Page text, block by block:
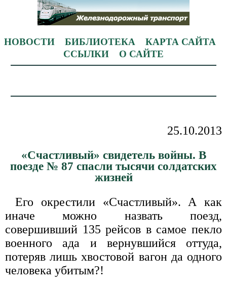
НОВОСТИ БИБЛИОТЕКА
КАРТА САЙТА
ССЫЛКИ
О САЙТЕ
25.10.2013
«Счастливый» свидетель войны. В
поезде № 87 спасли тысячи солдатских
жизней
Его окрестили «Счастливый». А как
иначе можно назвать поезд,
совершивший 135 рейсов в самое пекло
военного ада и вернувшийся оттуда,
потеряв лишь хвостовой вагон да одного
человека убитым?!